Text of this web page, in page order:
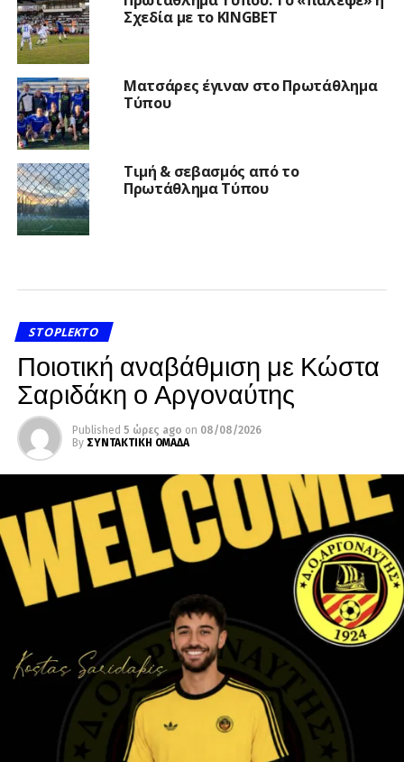
Σχεδία με το KINGBET
Ματσάρες έγιναν στο Πρωτάθλημα
Τύπου
Τιμή & σεβασμός από το
Πρωτάθλημα Τύπου
STOPLEKTO
Ποιοτική αναβάθμιση με Κώστα
Σαριδάκη ο Αργοναύτης
Published 5 ώρες ago on 08/08/2026
By ΣΥΝΤΑΚΤΙΚΗ ΟΜΑΔΑ